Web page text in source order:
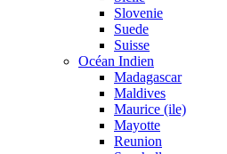
Slovenie
Suede
Suisse
Océan Indien
Madagascar
Maldives
Maurice (ile)
Mayotte
Reunion